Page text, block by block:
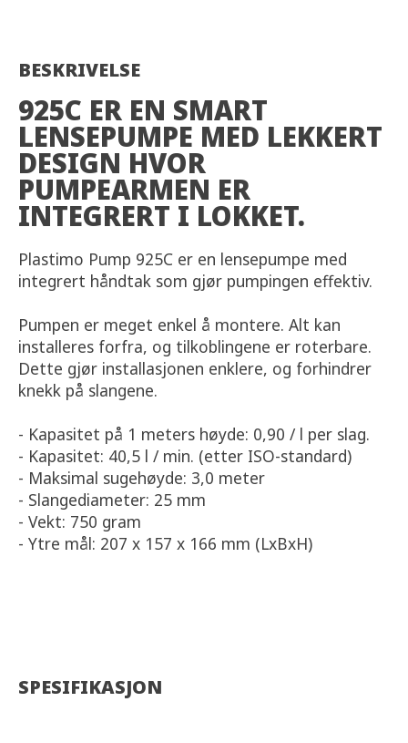
BESKRIVELSE
925C ER EN SMART
LENSEPUMPE MED LEKKERT
DESIGN HVOR
PUMPEARMEN ER
INTEGRERT I LOKKET.
Plastimo Pump 925C er en lensepumpe med
integrert håndtak som gjør pumpingen effektiv.
Pumpen er meget enkel å montere. Alt kan
installeres forfra, og tilkoblingene er roterbare.
Dette gjør installasjonen enklere, og forhindrer
knekk på slangene.
- Kapasitet på 1 meters høyde: 0,90 / l per slag.
- Kapasitet: 40,5 l / min. (etter ISO-standard)
- Maksimal sugehøyde: 3,0 meter
- Slangediameter: 25 mm
- Vekt: 750 gram
- Ytre mål: 207 x 157 x 166 mm (LxBxH)
SPESIFIKASJON